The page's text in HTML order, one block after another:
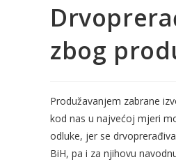
zbog
Produžavanjem zabrane
kod nas u najvećoj mjeri
odluke, jer se
BiH, pa i za njihovu